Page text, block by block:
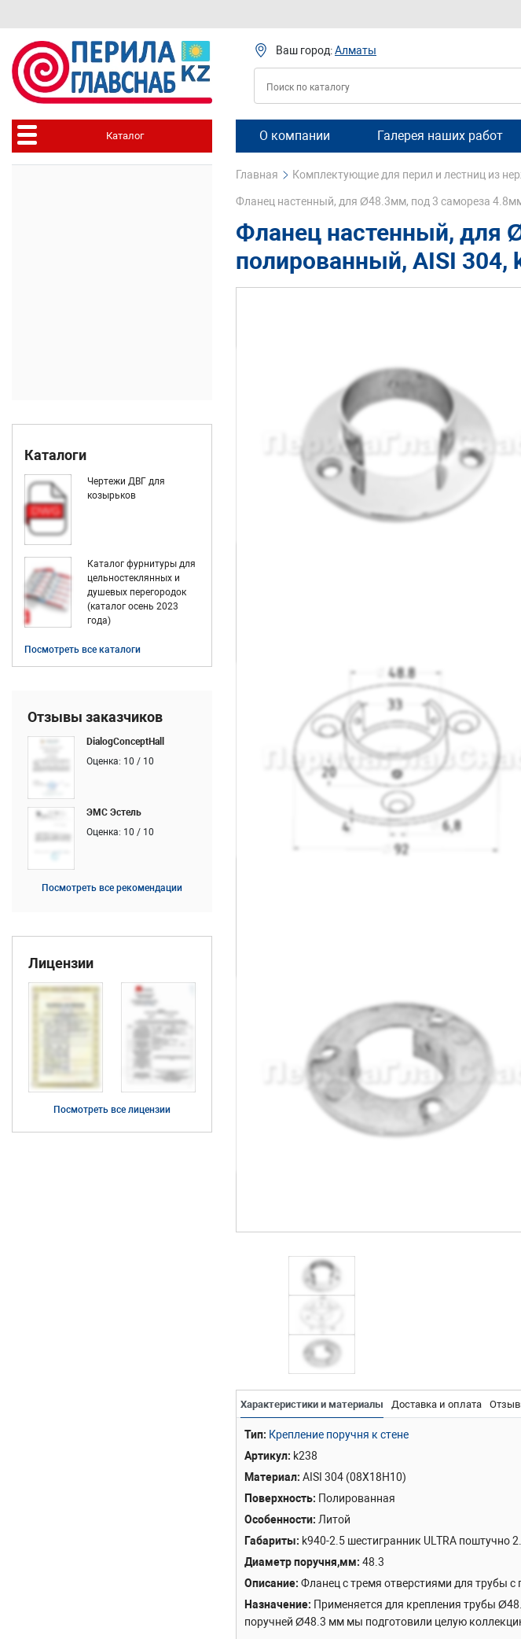
Ваш город:Алматы
Каталог
Каталоги
Чертежи ДВГ для
козырьков
Каталог фурнитуры для
цельностеклянных и
душевых перегородок
(каталог осень 2023
года)
Посмотреть все каталоги
Отзывы заказчиков
DialogConceptHall
Оценка: 10 / 10
ЭМС Эстель
Оценка: 10 / 10
Посмотреть все рекомендации
Лицензии
Посмотреть все лицензии
О компании Галерея наших работ
Главная Комплектующие для перил и лестниц из
Фланец настенный, для Ø48.3мм, под 3 самореза
Фланец настенный, для
полированный, AISI 304,
Характеристики и материалы Доставка и оплата
Тип Крепление поручня к стене
Артикул k238
Материал AISI 304 (08Х18Н10)
Поверхность Полированная
Особенности Литой
Габариты
k940-2.5 шестигранник ULTRA поштучно
Диаметр поручня,мм 48.3
Описание Фланец с тремя отверстиями для трубы
Назначение Применяется для крепления трубы
поручней Ø48.3 мм мы подготовили целую